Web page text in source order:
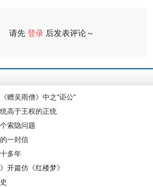
请先登录 后发表评论～
赠吴雨僧》中之“讵公”
高于王权的正统
索隐问题
一封信
多年
开篇仿《红楼梦》